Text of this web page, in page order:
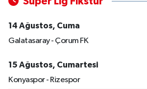
14 Ağustos, Cuma
Galatasaray - Çorum FK
15 Ağustos, Cumartesi
Konyaspor - Rizespor